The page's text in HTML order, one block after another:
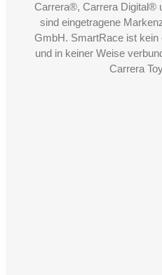
Carrera®, Carrera Digital®
sind eingetragene
GmbH. SmartRace ist
und in keiner Weise
Carrera